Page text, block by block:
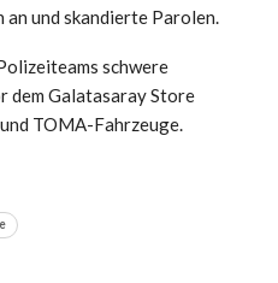
an und skandierte Parolen.
schwere
dem Galatasaray Store
TOMA-Fahrzeuge.